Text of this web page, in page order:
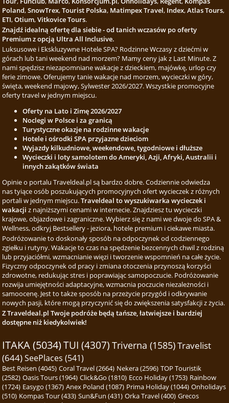
Poland,SnowTrex,Tourist Polska, Matimpex Travel, Index,Atlas Tours,
ETI,Otium,Vitkovice Tours.
Znajdź idealną ofertę dla siebie - od tanich wczasów po oferty
Premium z opcją Ultra All Inclusive.
Luksusowe i Ekskluzywne Hotele SPA? Rodzinne Wczasy z dziećmi w
górach lub tani weekend nad morzem? Mamy ceny jak z Last Minute. Z
nami spędzisz niezapomniane wakacje z dzieckiem, majówkę, urlop czy
ferie zimowe. Oferujemy tanie wakacje nad morzem, wycieczki w góry,
święta, weekend majowy, Sylwester 2026/2027. Wszystkie promocyjne
oferty travel w jednym miejscu.
Oferty na Lato i Zimę 2026/2027
Noclegi w Polsce i za granicą
Turystyczne okazje na rodzinne wakacje
Hotele i ośrodki SPA przyjazne dzieciom
Wyjazdy kilkudniowe, weekendowe, tygodniowe i dłuższe
Wycieczki i loty samolotem do Ameryki, Azji, Afryki, Australii i
innych zakątków świata
Opinie o portalu Traveldeal.pl są bardzo dobre. Codziennie odwiedza
nas tyiące osób poszukujących promocyjnych ofert wycieczek z różnych
portali w jednym miejscu.Traveldeal to wyszukiwarka wycieczek i
wakacji z najniższymi cenami w internecie. Znajdziesz tu wycieczki
krajowe, objazdowe i zagraniczne. Wybierz się z nami we dwoje do SPA &
Wellness, odkryj Bestsellery - jeziora, hotele premium i ciekawe miasta.
Podróżowanie to doskonały sposób na odpoczynek od codziennego
zgiełku i rutyny. Wakacje to czas na spędzenie bezcennych chwil z rodziną
lub przyjaciółmi, wzmacnianie więzi i tworzenie wspomnień na całe życie.
Fizyczny odpoczynek od pracy i zmiana otoczenia przynoszą korzyści
zdrowotne, redukując stres i poprawiając samopoczucie. Podróżowanie
rozwija umiejętności adaptacyjne, wzmacnia poczucie niezależności i
samoocenę. Jest to także sposób na przeżycie przygód i odkrywanie
nowych pasji, które mogą przyczynić się do zwiększenia satysfakcji z życia.
Z Traveldeal.pl Twoje podróże będą tańsze, łatwiejsze i bardziej
dostępne niż kiedykolwiek!
ITAKA (5034)TUI (4307) Triverna (1585)Travelist
(644) SeePlaces (541)
Best Reisen (4045) Coral Travel (2664) Nekera (2596) TOP Touristik
(2582) Oasis Tours (1964) Click&Go (1810) Ecco Holiday (1753) Rainbow
(1724) Easygo (1367) Anex Poland (1087) Prima Holiday (1044) Onholidays
(510) Kompas Tour (433) Sun&Fun (431) Orka Travel (400) Grecos